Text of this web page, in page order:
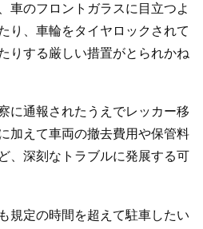
車のフロントガラスに目立つよ
り、車輪をタイヤロックされて
りする厳しい措置がとられかね
に通報されたうえでレッカー移
加えて車両の撤去費用や保管料
、深刻なトラブルに発展する可
規定の時間を超えて駐車したい